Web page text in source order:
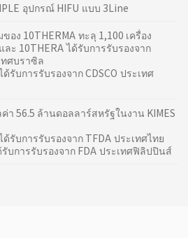
อุปกรณ์ HIFU แบบ 3Line
อง 10THERMA ทะลุ 1,100 เครื่อง
ละ 10THERA ได้รับการรับรองจาก
ทศบราซิล
ด้รับการรับรองจาก CDSCO ประเทศ
56.5 ล้านดอลลาร์สหรัฐในงาน KIMES
ด้รับการรับรองจาก TFDA ประเทศไทย
รับการรับรองจาก FDA ประเทศฟิลิปปินส์